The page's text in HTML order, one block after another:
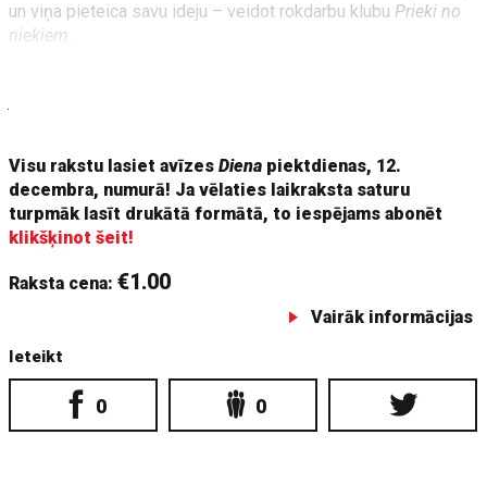
un viņa pieteica savu ideju – veidot rokdarbu klubu Prieki no
niekiem.
Visu rakstu lasiet avīzesDiena piektdienas, 12.
decembra, numurā! Ja vēlaties laikraksta saturu
turpmāk lasīt drukātā formātā, to iespējams abonēt
klikšķinot šeit!
Raksta cena:€1.00
Vairāk informācijas
Ieteikt
0 0